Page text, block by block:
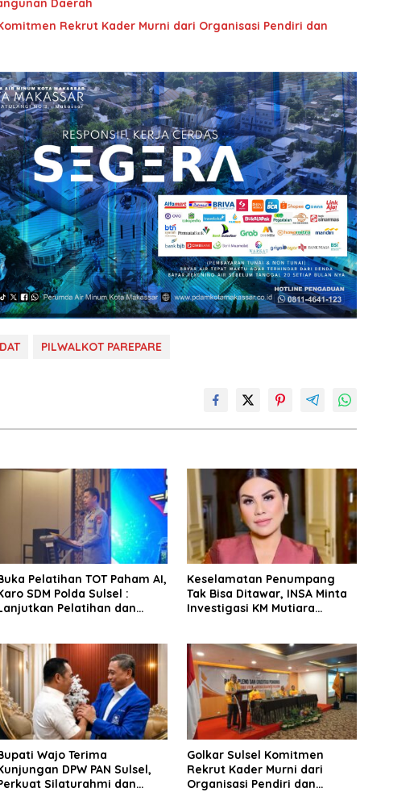
Daerah
Rekrut Kader Murni dari Organisasi Pendiri dan
PILWALKOT PAREPARE
Pelatihan TOT Paham AI,
SDM Polda Sulsel :
Pelatihan dan
Keselamatan Penumpang
Tak Bisa Ditawar, INSA Minta
Investigasi KM Mutiara
Wajo Terima
DPW PAN Sulsel,
Silaturahmi dan
Golkar Sulsel Komitmen
Rekrut Kader Murni dari
Organisasi Pendiri dan